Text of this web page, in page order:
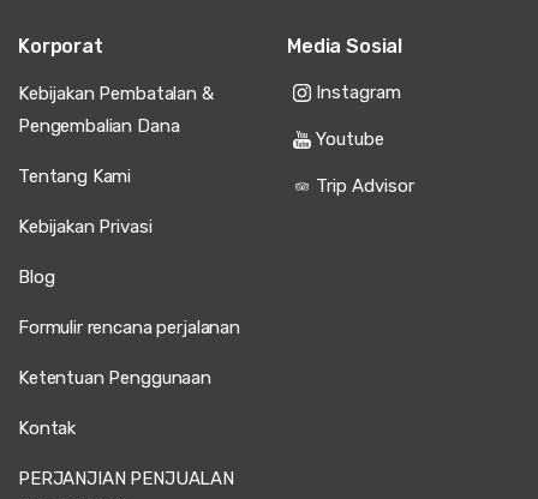
Korporat
Kebijakan Pembatalan &
Pengembalian Dana
Tentang Kami
Kebijakan Privasi
Blog
Formulir rencana perjalanan
Ketentuan Penggunaan
Kontak
PERJANJIAN PENJUALAN
Media Sosial
Instagram
Youtube
Trip Advisor